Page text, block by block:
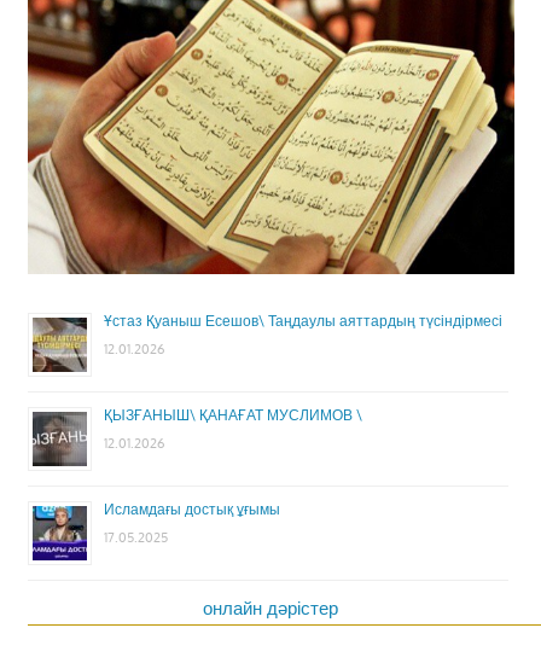
Ұстаз Қуаныш Есешов\ Таңдаулы аяттардың түсіндірмесі
12.01.2026
ҚЫЗҒАНЫШ\ ҚАНАҒАТ МУСЛИМОВ \
12.01.2026
Исламдағы достық ұғымы
17.05.2025
онлайн дәрістер